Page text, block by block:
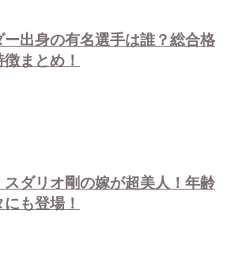
ー出身の有名選手は誰？総合格
まとめ！
スダリオ剛の嫁が超美人！年齢
も登場！